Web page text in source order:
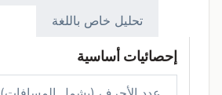
تحليل خاص باللغة
إحصائيات أساسية